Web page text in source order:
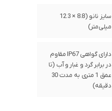
سایز نانو (8.8 × 12.3
میلی‌متر)
دارای گواهی IP67 مقاوم
در برابر گرد و غبار و آب (تا
عمق 1 متری به مدت 30
دقیقه)